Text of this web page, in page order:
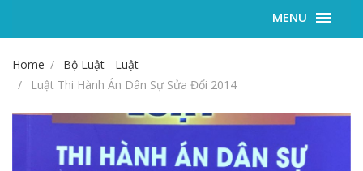
MENU
Home
Bộ Luật - Luật
Luật Thi Hành Án Dân Sự Sửa Đổi 2014